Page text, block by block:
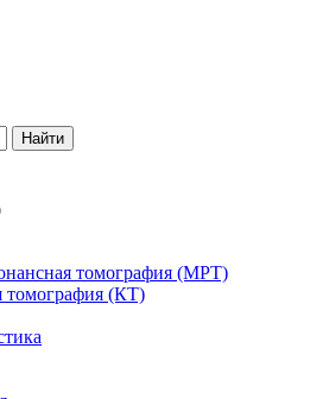
томография (МРТ)
томография (КТ)